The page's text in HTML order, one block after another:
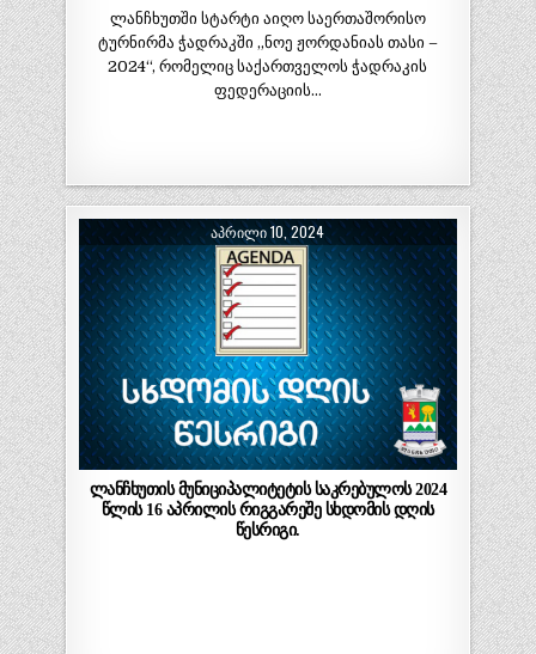
ლანჩხუთში სტარტი აიღო საერთაშორისო
ტურნირმა ჭადრაკში „ნოე ჟორდანიას თასი –
2024“, რომელიც საქართველოს ჭადრაკის
ფედერაციის…
ᲐᲞᲠᲘᲚᲘ 10, 2024
ლანჩხუთის მუნიციპალიტეტის საკრებულოს 2024
წლის 16 აპრილის რიგგარეშე სხდომის დღის
წესრიგი.